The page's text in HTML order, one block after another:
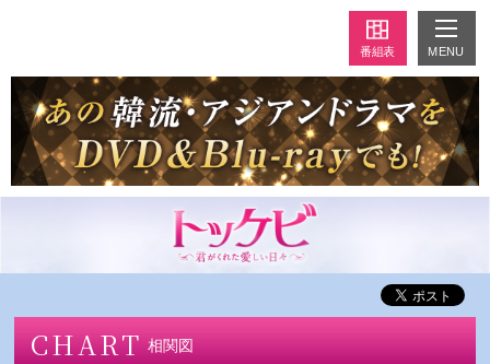
番組表 MENU
CHART 相関図